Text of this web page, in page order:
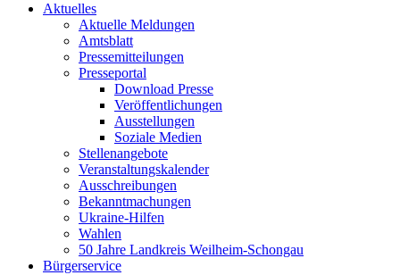
Aktuelles
Aktuelle Meldungen
Amtsblatt
Pressemitteilungen
Presseportal
Download Presse
Veröffentlichungen
Ausstellungen
Soziale Medien
Stellenangebote
Veranstaltungskalender
Ausschreibungen
Bekanntmachungen
Ukraine-Hilfen
Wahlen
50 Jahre Landkreis Weilheim-Schongau
Bürgerservice